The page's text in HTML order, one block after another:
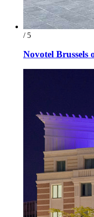
/ 5
Novotel Brussels